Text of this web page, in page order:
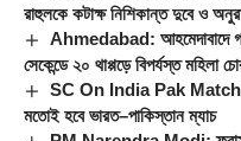
রাহুলকে কটাক্ষ নিশিকান্ত দুবে ও
Ahmedabad: আহমেদাবাদে
সেকেন্ডে ২০ থাপ্পড়ে বিপর্যস্ত মহিলা
SC On India Pak Match :
মতোই হবে ভারত–পাকিস্তান ম্যাচ